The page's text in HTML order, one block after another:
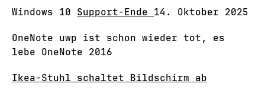
Windows 10 Support-Ende 14. Oktober 2025
OneNote uwp ist schon wieder tot, es
lebe OneNote 2016
Ikea-Stuhl schaltet Bildschirm ab